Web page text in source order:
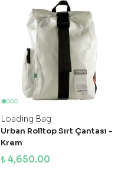
Loading Bag
Urban Rolltop Sırt Çantası -
Krem
₺ 4,650.00